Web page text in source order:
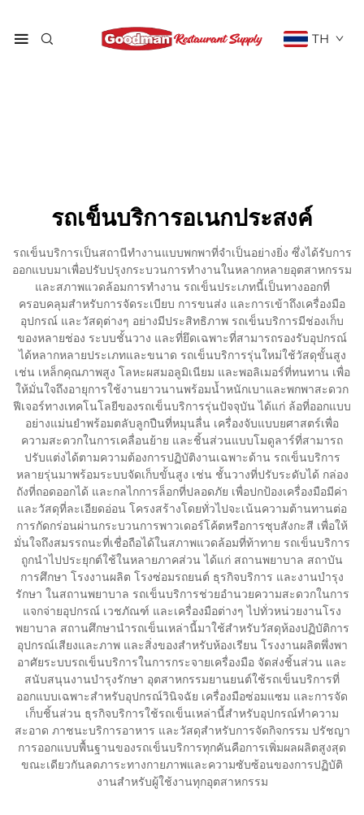
TH
รถเข็นบริการอเนกประสงค์
รถเข็นบริการเป็นสถานีทำงานแบบพกพาที่จำเป็นอย่างยิ่ง ซึ่งได้รับการ
ออกแบบมาเพื่อปรับปรุงกระบวนการทำงานในหลากหลายอุตสาหกรรม
และสภาพแวดล้อมการทำงาน รถเข็นประเภทนี้เป็นทางออกที่
ครอบคลุมสำหรับการจัดระเบียบ การขนส่ง และการเข้าถึงเครื่องมือ
อุปกรณ์ และวัสดุต่างๆ อย่างมีประสิทธิภาพ รถเข็นบริการมีช่องเก็บ
ของหลายช่อง ระบบชั้นวาง และที่ยึดเฉพาะที่สามารถรองรับอุปกรณ์
ได้หลากหลายประเภทและขนาด รถเข็นบริการรุ่นใหม่ใช้วัสดุขั้นสูง
เช่น เหล็กคุณภาพสูง โลหะผสมอลูมิเนียม และพอลิเมอร์ที่ทนทาน เพื่อ
ให้มั่นใจถึงอายุการใช้งานยาวนานพร้อมน้ำหนักเบาและพกพาสะดวก
ฟีเจอร์ทางเทคโนโลยีของรถเข็นบริการรุ่นปัจจุบัน ได้แก่ ล้อที่ออกแบบ
อย่างแม่นยำพร้อมตลับลูกปืนที่หมุนลื่น เครื่องจับแบบยศาสตร์เพื่อ
ความสะดวกในการเคลื่อนย้าย และชิ้นส่วนแบบโมดูลาร์ที่สามารถ
ปรับแต่งได้ตามความต้องการปฏิบัติงานเฉพาะด้าน รถเข็นบริการ
หลายรุ่นมาพร้อมระบบจัดเก็บขั้นสูง เช่น ชั้นวางที่ปรับระดับได้ กล่อง
ถังที่ถอดออกได้ และกลไกการล็อกที่ปลอดภัย เพื่อปกป้องเครื่องมือมีค่า
และวัสดุที่ละเอียดอ่อน โครงสร้างโดยทั่วไปจะเน้นความต้านทานต่อ
การกัดกร่อนผ่านกระบวนการพาวเดอร์โค้ตหรือการชุบสังกะสี เพื่อให้
มั่นใจถึงสมรรถนะที่เชื่อถือได้ในสภาพแวดล้อมที่ท้าทาย รถเข็นบริการ
ถูกนำไปประยุกต์ใช้ในหลายภาคส่วน ได้แก่ สถานพยาบาล สถาบัน
การศึกษา โรงงานผลิต โรงซ่อมรถยนต์ ธุรกิจบริการ และงานบำรุง
รักษา ในสถานพยาบาล รถเข็นบริการช่วยอำนวยความสะดวกในการ
แจกจ่ายอุปกรณ์ เวชภัณฑ์ และเครื่องมือต่างๆ ไปทั่วหน่วยงานโรง
พยาบาล สถานศึกษานำรถเข็นเหล่านี้มาใช้สำหรับวัสดุห้องปฏิบัติการ
อุปกรณ์เสียงและภาพ และสิ่งของสำหรับห้องเรียน โรงงานผลิตพึ่งพา
อาศัยระบบรถเข็นบริการในการกระจายเครื่องมือ จัดส่งชิ้นส่วน และ
สนับสนุนงานบำรุงรักษา อุตสาหกรรมยานยนต์ใช้รถเข็นบริการที่
ออกแบบเฉพาะสำหรับอุปกรณ์วินิจฉัย เครื่องมือซ่อมแซม และการจัด
เก็บชิ้นส่วน ธุรกิจบริการใช้รถเข็นเหล่านี้สำหรับอุปกรณ์ทำความ
สะอาด ภาชนะบริการอาหาร และวัสดุสำหรับการจัดกิจกรรม ปรัชญา
การออกแบบพื้นฐานของรถเข็นบริการทุกคันคือการเพิ่มผลผลิตสูงสุด
ขณะเดียวกันลดภาระทางกายภาพและความซับซ้อนของการปฏิบัติ
งานสำหรับผู้ใช้งานทุกอุตสาหกรรม